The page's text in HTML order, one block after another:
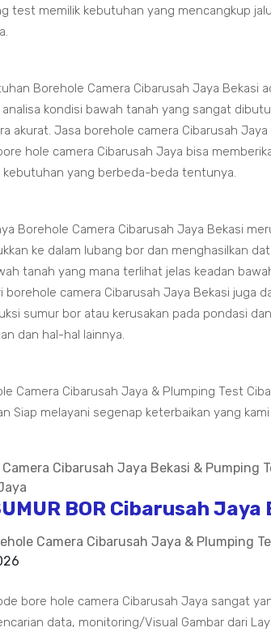
test memilik kebutuhan yang mencangkup
Borehole Camera Cibarusah Jaya Bekasi
kondisi bawah tanah yang sangat
akurat. Jasa borehole camera Cibarusah
hole camera Cibarusah Jaya bisa
yang berbeda-beda tentunya.
Borehole Camera Cibarusah Jaya Bekasi
ke dalam lubang bor dan menghasilkan
tanah yang mana terlihat jelas keadan
borehole camera Cibarusah Jaya Bekasi juga
sumur bor atau kerusakan pada pondasi
dan hal-hal lainnya.
Camera Cibarusah Jaya & Plumping Test
Siap melayani segenap keterbaikan yang
BOR Cibarusah
Camera Cibarusah Jaya & Plumping
bore hole camera Cibarusah Jaya sangat
data, monitoring/Visual Gambar dari